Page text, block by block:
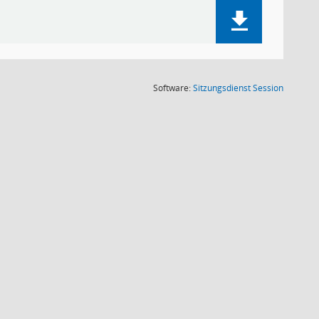
Software:SitzungsdienstSession(Wird in